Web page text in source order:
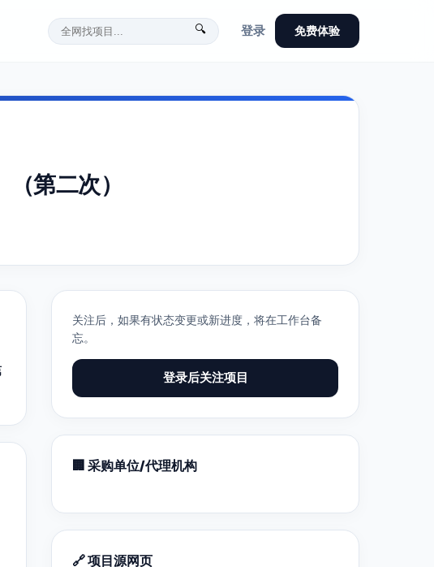
🔍 登录 免费体验
第二次）
关注后，如果有状态变更或新进度，将在工作台备
忘。
登录后关注项目
🏢 采购单位/代理机构
🔗 项目源网页